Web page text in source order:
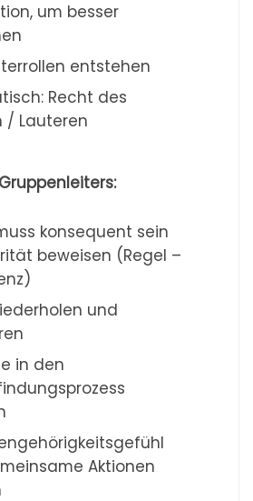
um besser
entstehen
Recht des
/ Lauteren
konsequent sein
beweisen (Regel –
und
in den
Aktionen